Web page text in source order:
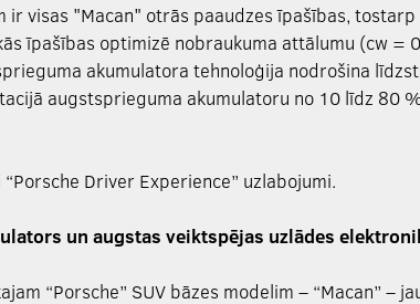
ir visas "Macan" otrās paaudzes īpašības,
īpašības optimizē nobraukuma attālumu (cw =
akumulatora tehnoloģija nodrošina
augstsprieguma akumulatoru no 10 līdz 80
Driver Experience” uzlabojumi.
un augstas veiktspējas uzlādes
“Porsche” SUV bāzes modelim – “Macan” –